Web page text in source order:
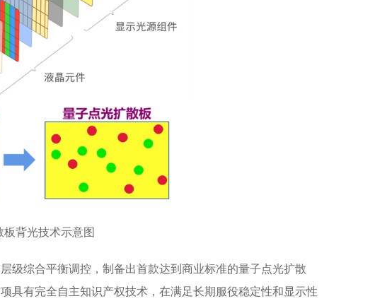
背光技术示意图
级综合平衡调控，制备出首款达到商业标准的量子点光扩散
具有完全自主知识产权技术，在满足长期服役稳定性和显示性